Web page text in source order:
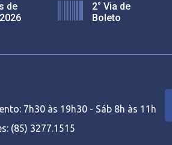
de
2° Via de
Boleto
7h30 às 19h30 - Sáb 8h às 11h
(85) 3277.1515